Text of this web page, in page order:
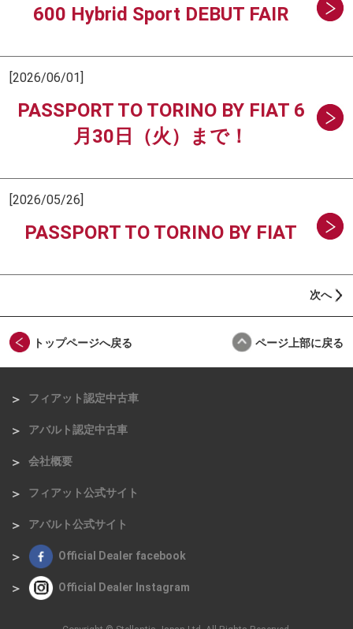
600 Hybrid Sport DEBUT FAIR
[2026/06/01]
PASSPORT TO TORINO BY FIAT 6
月30日（火）まで！
[2026/05/26]
PASSPORT TO TORINO BY FIAT
次へ
トップページへ戻る ページ上部に戻る
フィアット認定中古車
アバルト認定中古車
会社概要
フィアット公式サイト
アバルト公式サイト
Official Dealer facebook
Official Dealer Instagram